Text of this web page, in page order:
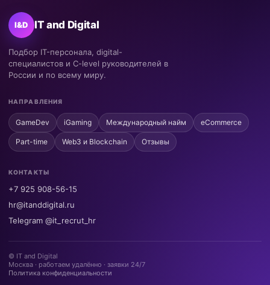
I&D IT and Digital
Подбор IT-персонала, digital-
специалистов и C-level руководителей в
России и по всему миру.
НАПРАВЛЕНИЯ
GameDev iGaming Международный найм eCommerce
Part-time Web3 и Blockchain Отзывы
КОНТАКТЫ
+7 925 908-56-15
hr@itanddigital.ru
Telegram @it_recrut_hr
© IT and Digital
Москва · работаем удалённо · заявки 24/7
Политика конфиденциальности